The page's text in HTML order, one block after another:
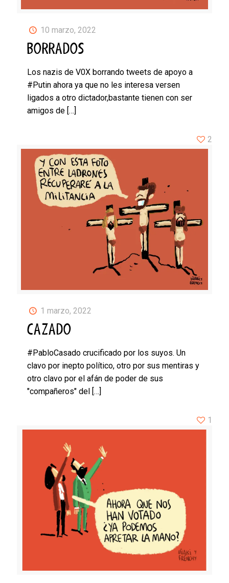
10 marzo, 2022
BORRADOS
Los nazis de V0X borrando tweets de apoyo a
#Putin ahora ya que no les interesa versen
ligados a otro dictador,bastante tienen con ser
amigos de […]
1 marzo, 2022
CAZADO
#PabloCasado crucificado por los suyos. Un
clavo por inepto político, otro por sus mentiras y
otro clavo por el afán de poder de sus
"compañeros" del
[…]
2
1